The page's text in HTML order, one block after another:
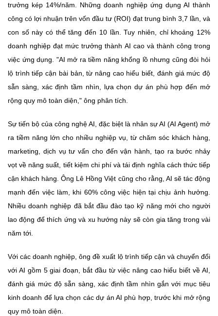
trưởng kép 14%/năm. Những doanh nghiệp ứng dụng AI thành
công có lợi nhuận trên vốn đầu tư (ROI) đạt trung bình 3,7 lần, và
con số này có thể tăng đến 10 lần. Tuy nhiên, chỉ khoảng 12%
doanh nghiệp đạt mức trưởng thành AI cao và thành công trong
việc ứng dụng. "AI mở ra tiềm năng khổng lồ nhưng cũng đòi hỏi
lộ trình tiếp cận bài bản, từ nâng cao hiểu biết, đánh giá mức độ
sẵn sàng, xác định tầm nhìn, lựa chọn dự án phù hợp đến mở
rộng quy mô toàn diện," ông phân tích.
Sự tiến bộ của công nghệ AI, đặc biệt là nhân sự AI (AI Agent) mở
ra tiềm năng lớn cho nhiều nghiệp vụ, từ chăm sóc khách hàng,
marketing, dịch vụ tư vấn cho đến vận hành, tạo ra bước nhảy
vọt về năng suất, tiết kiệm chi phí và tái định nghĩa cách thức tiếp
cận khách hàng. Ông Lê Hồng Việt cũng cho rằng, AI sẽ tác động
mạnh đến việc làm, khi 60% công việc hiện tại chịu ảnh hưởng.
Nhiều doanh nghiệp đã bắt đầu đào tạo kỹ năng mới cho người
lao động để thích ứng và xu hướng này sẽ còn gia tăng trong vài
năm tới.
Với các doanh nghiệp, ông đề xuất lộ trình tiếp cận và chuyển đổi
với AI gồm 5 giai đoạn, bắt đầu từ việc nâng cao hiểu biết về AI,
đánh giá mức độ sẵn sàng, xác định tầm nhìn gắn với mục tiêu
kinh doanh để lựa chọn các dự án AI phù hợp, trước khi mở rộng
quy mô toàn diện.